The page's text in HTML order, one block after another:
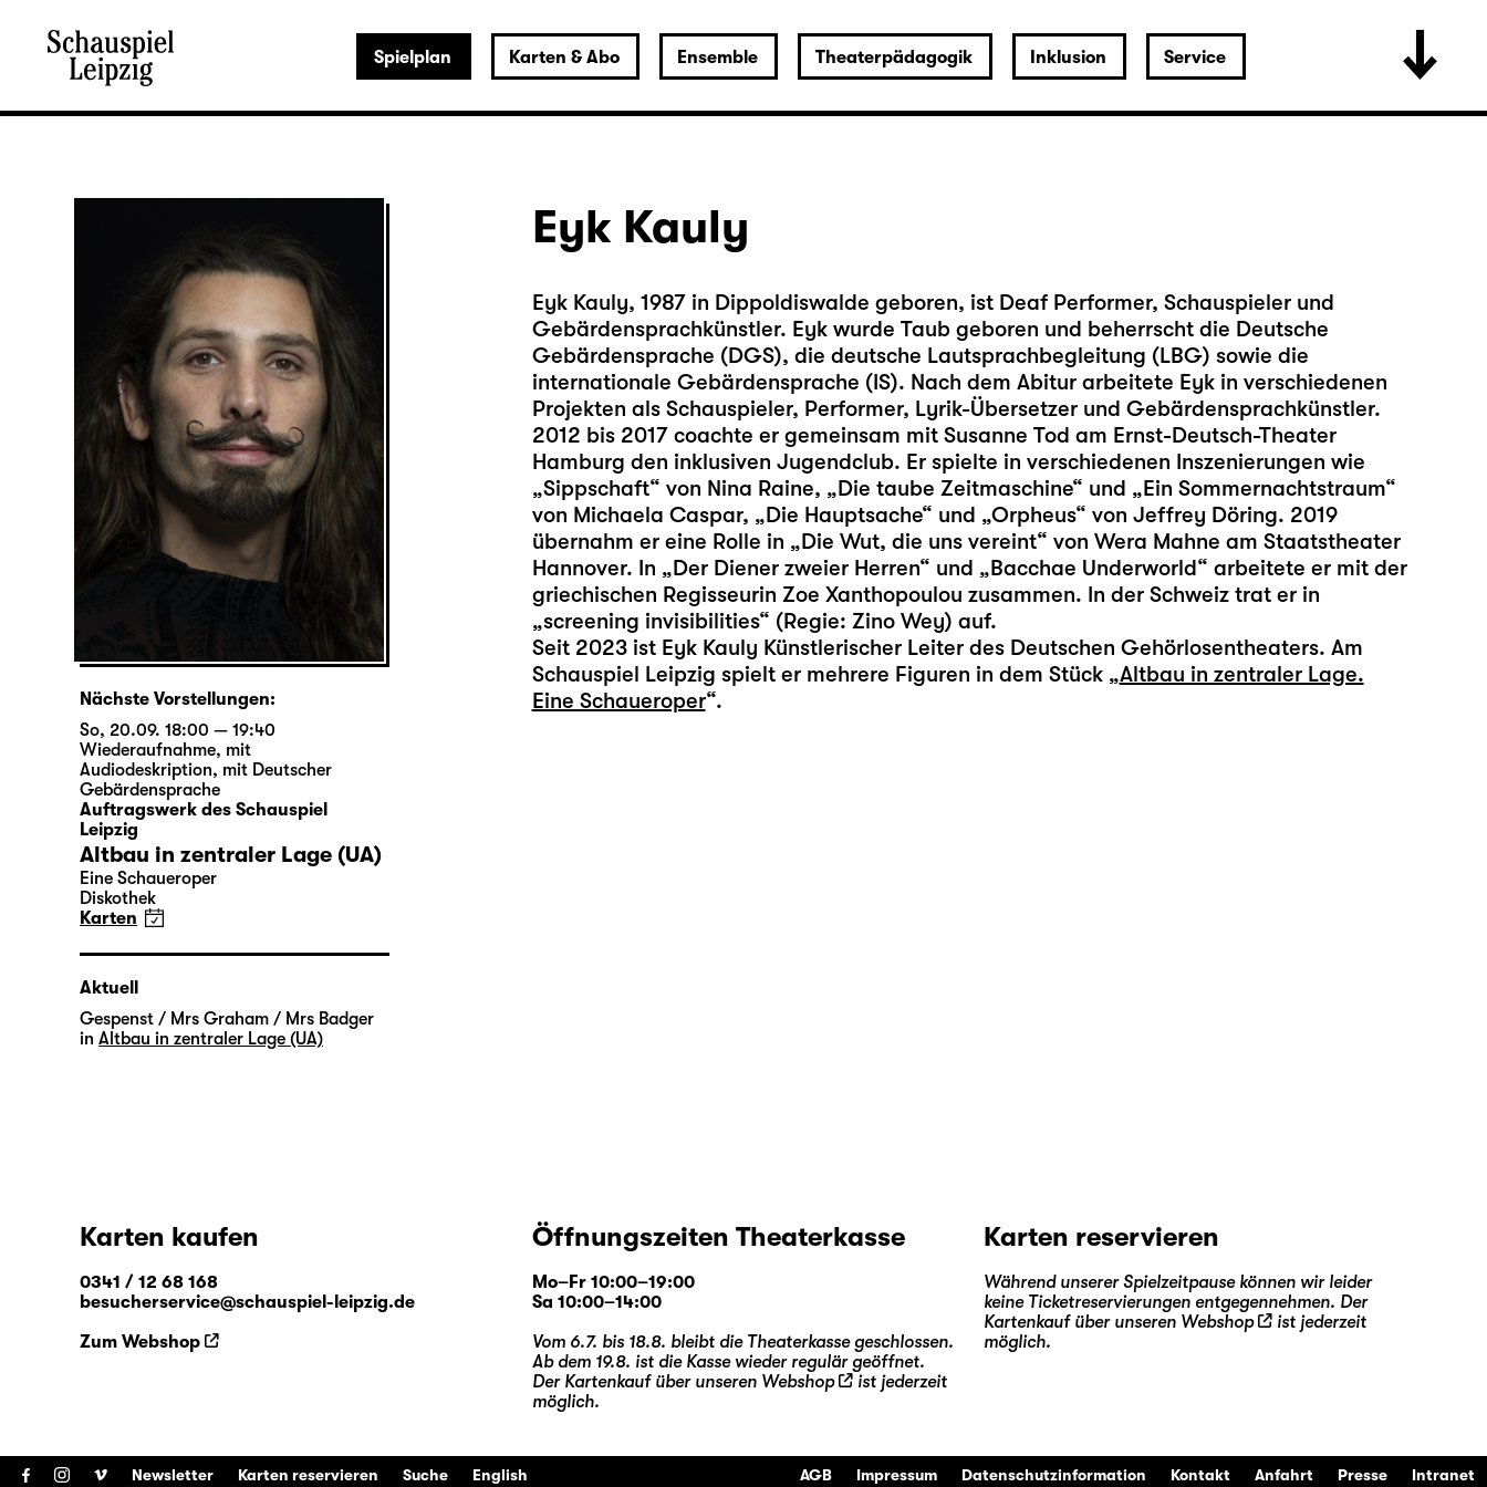
Spielplan Karten & Abo Ensemble Theaterpädagogik Inklusion Service
Eyk Kauly
Eyk Kauly, 1987 in Dippoldiswalde geboren, ist Deaf Performer, Schauspieler und
Gebärdensprachkünstler. Eyk wurde Taub geboren und beherrscht die Deutsche
Gebärdensprache (DGS), die deutsche Lautsprachbegleitung (LBG) sowie die
internationale Gebärdensprache (IS). Nach dem Abitur arbeitete Eyk in verschiedenen
Projekten als Schauspieler, Performer, Lyrik-Übersetzer und Gebärdensprachkünstler.
2012 bis 2017 coachte er gemeinsam mit Susanne Tod am Ernst-Deutsch-Theater
Hamburg den inklusiven Jugendclub. Er spielte in verschiedenen Inszenierungen wie
„Sippschaft“ von Nina Raine, „Die taube Zeitmaschine“ und „Ein Sommernachtstraum“
von Michaela Caspar, „Die Hauptsache“ und „Orpheus“ von Jeffrey Döring. 2019
übernahm er eine Rolle in „Die Wut, die uns vereint“ von Wera Mahne am Staatstheater
Hannover. In „Der Diener zweier Herren“ und „Bacchae Underworld“ arbeitete er mit der
griechischen Regisseurin Zoe Xanthopoulou zusammen. In der Schweiz trat er in
„screening invisibilities“ (Regie: Zino Wey) auf.
Seit 2023 ist Eyk Kauly Künstlerischer Leiter des Deutschen Gehörlosentheaters. Am
Schauspiel Leipzig spielt er mehrere Figuren in dem Stück „Altbau in zentraler Lage.
Eine Schaueroper“.
Nächste Vorstellungen:
So, 20.09. 18:00 — 19:40
Wiederaufnahme, mit
Audiodeskription, mit Deutscher
Gebärdensprache
Auftragswerk des Schauspiel
Leipzig
Altbau in zentraler Lage (UA)
Eine Schaueroper
Diskothek
Karten
Aktuell
Gespenst / Mrs Graham / Mrs Badger
in Altbau in zentraler Lage (UA)
Karten kaufen
0341 / 12 68 168
besucherservice@schauspiel-leipzig.de
Zum Webshop
Öffnungszeiten Theaterkasse
Mo–Fr 10:00–19:00
Sa 10:00–14:00
Vom 6.7. bis 18.8. bleibt die Theaterkasse geschlossen.
Ab dem 19.8. ist die Kasse wieder regulär geöffnet.
Der Kartenkauf über unseren Webshop
ist jederzeit
möglich.
Karten reservieren
Während unserer Spielzeitpause können wir leider
keine Ticketreservierungen entgegennehmen. Der
Kartenkauf über unseren Webshop
ist jederzeit
möglich.
Newsletter Karten reservieren Suche English AGB Impressum Datenschutzinformation Kontakt Anfahrt Presse Intranet